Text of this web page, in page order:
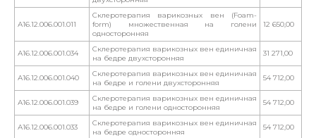
А16.12.006.001.011
Склеротерапия варикозных вен (Foam-
form) множественная на голени
односторонняя
12 650,00
А16.12.006.001.034
Склеротерапия варикозных вен единичная
на бедре двухсторонняя
31 271,00
А16.12.006.001.040
Склеротерапия варикозных вен единичная
на бедре и голени двухсторонняя
54 712,00
А16.12.006.001.039
Склеротерапия варикозных вен единичная
на бедре и голени односторонняя
54 712,00
А16.12.006.001.033
Склеротерапия варикозных вен единичная
на бедре односторонняя
54 712,00